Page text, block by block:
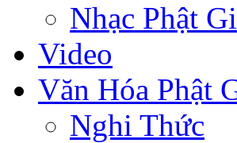
Nhạc Phật
Video
Văn Hóa Phật
Nghi Thức